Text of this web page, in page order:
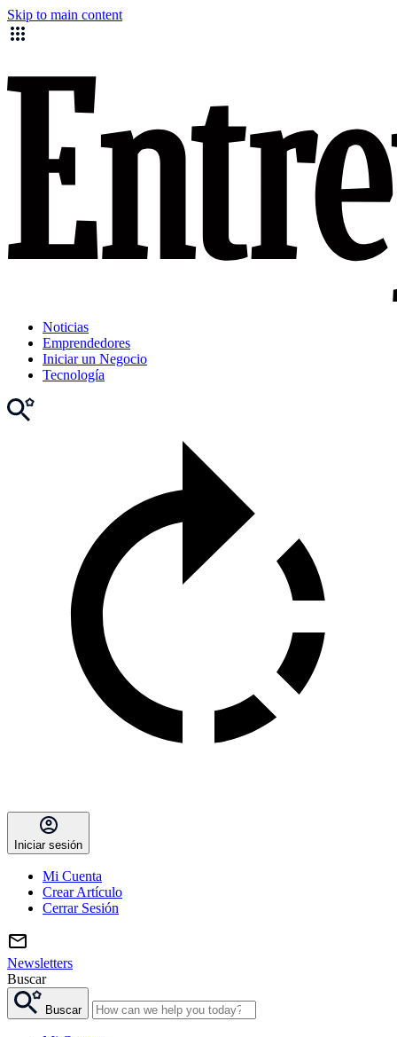
Skip to main content
Noticias
Emprendedores
Iniciar un Negocio
Tecnología
Iniciar sesión
Mi Cuenta
Crear Artículo
Cerrar Sesión
Newsletters
Buscar
Buscar